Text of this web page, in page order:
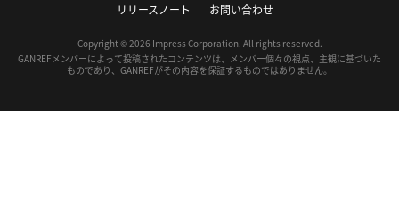
リリースノート
お問い合わせ
Copyright © 2026 Impress Corporation. All rights reserved.
GANREFメンバーによって投稿されたコンテンツは、メンバー個々の視点、主観に基づいた
ものであり、GANREFがその内容を保証するものではありません。